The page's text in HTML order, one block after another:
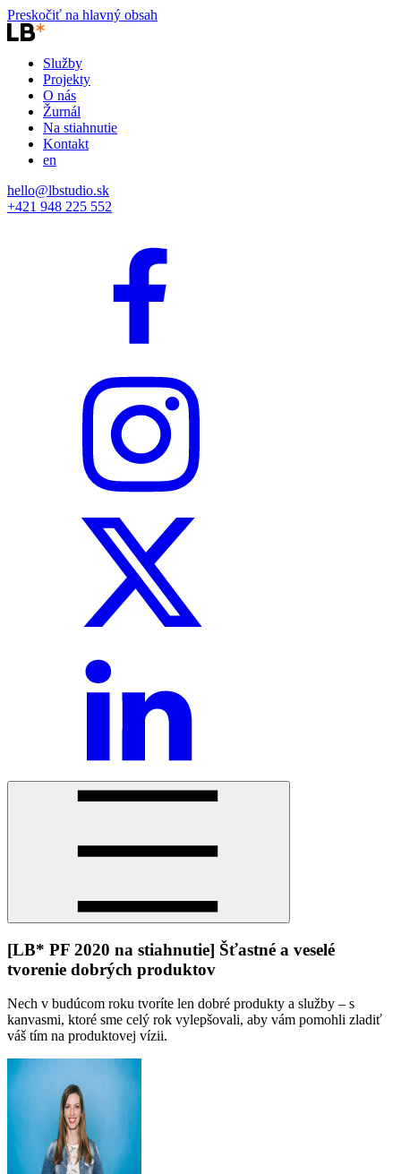
Preskočiť na hlavný obsah
Služby
Projekty
O nás
Žurnál
Na stiahnutie
Kontakt
en
hello@lbstudio.sk
+421 948 225 552
[LB* PF 2020 na stiahnutie] Šťastné a veselé
tvorenie dobrých produktov
Nech v budúcom roku tvoríte len dobré produkty a služby – s
kanvasmi, ktoré sme celý rok vylepšovali, aby vám pomohli zladiť
váš tím na produktovej vízii.